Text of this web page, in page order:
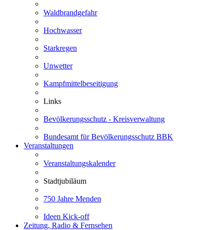
Waldbrandgefahr
Hochwasser
Starkregen
Unwetter
Kampfmittelbeseitigung
Links
Bevölkerungsschutz - Kreisverwaltung
Bundesamt für Bevölkerungsschutz BBK
Veranstaltungen
Veranstaltungskalender
Stadtjubiläum
750 Jahre Menden
Ideen Kick-off
Zeitung, Radio & Fernsehen